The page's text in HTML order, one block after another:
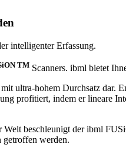
intelligenter Erfassung.
TM Scanners. ibml bietet
ultra-hohem Durchsatz dar.
profitiert, indem er lineare
beschleunigt der ibml
getroffen werden.